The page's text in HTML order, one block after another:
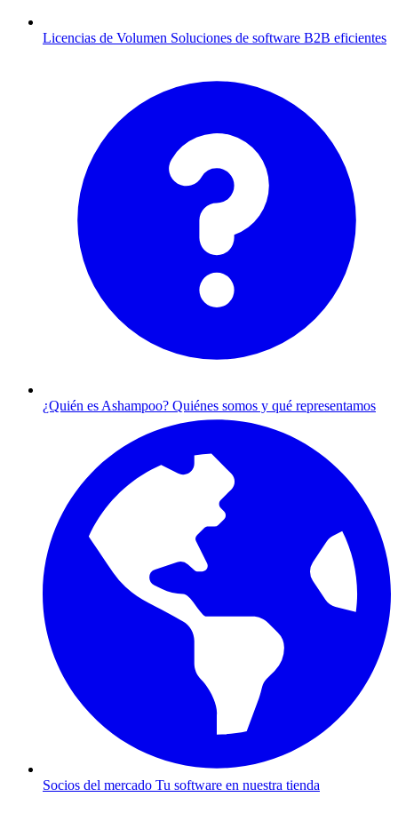
Licencias de Volumen Soluciones de software B2B eficientes
¿Quién es Ashampoo? Quiénes somos y qué representamos
Socios del mercado Tu software en nuestra tienda